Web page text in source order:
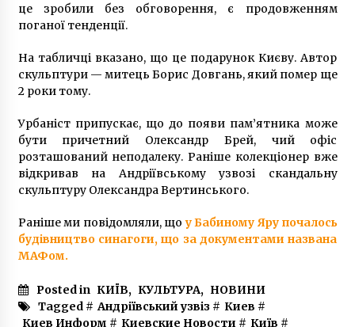
це зробили без обговорення, є продовженням
поганої тенденції.
На табличці вказано, що це подарунок Києву. Автор
скульптури — митець Борис Довгань, який помер ще
2 роки тому.
Урбаніст припускає, що до появи пам’ятника може
бути причетний Олександр Брей, чий офіс
розташований неподалеку. Раніше колекціонер вже
відкривав на Андріївському узвозі скандальну
скульптуру Олександра Вертинського.
Раніше ми повідомляли, що у Бабиному Яру почалось
будівництво синагоги, що за документами названа
МАФом.
Posted in КИЇВ, КУЛЬТУРА, НОВИНИ
Tagged # Андріївський узвіз# Киев #
Киев Информ # Киевские Новости # Київ #